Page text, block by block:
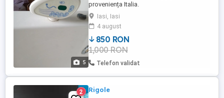
5
proveniența Italia.
Iasi, Iasi
4 august
850 RON
1,000 RON
Telefon validat
2 Rigole